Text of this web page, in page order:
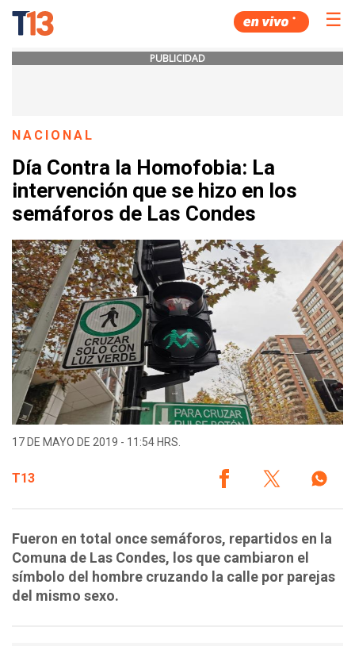
☰
PUBLICIDAD
NACIONAL
Día Contra la Homofobia: La
intervención que se hizo en los
semáforos de Las Condes
17 DE MAYO DE 2019 - 11:54 HRS.
T13
Fueron en total once semáforos, repartidos en la
Comuna de Las Condes, los que cambiaron el
símbolo del hombre cruzando la calle por parejas
del mismo sexo.